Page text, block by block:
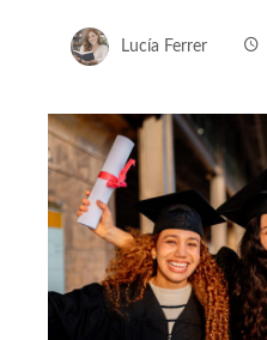
Lucía Ferrer